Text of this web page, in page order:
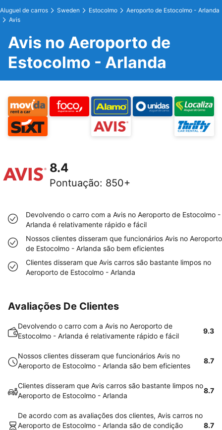
Aluguel de carros Sweden Estocolmo
Aeroporto de Estocolmo - Arlanda
Avis
Avis no Aeroporto de
Estocolmo - Arlanda
8.4
Pontuação: 850+
Devolvendo o carro com a Avis no Aeroporto de Estocolmo -
Arlanda é relativamente rápido e fácil
Nossos clientes disseram que funcionários Avis no Aeroporto
de Estocolmo - Arlanda são bem eficientes
Clientes disseram que Avis carros são bastante limpos no
Aeroporto de Estocolmo - Arlanda
Avaliações De Clientes
Devolvendo o carro com a Avis no Aeroporto de
Estocolmo - Arlanda é relativamente rápido e fácil
9.3
Nossos clientes disseram que funcionários Avis no
Aeroporto de Estocolmo - Arlanda são bem eficientes
8.7
Clientes disseram que Avis carros são bastante limpos no
Aeroporto de Estocolmo - Arlanda
8.7
De acordo com as avaliações dos clientes, Avis carros no
Aeroporto de Estocolmo - Arlanda são de condição
8.7